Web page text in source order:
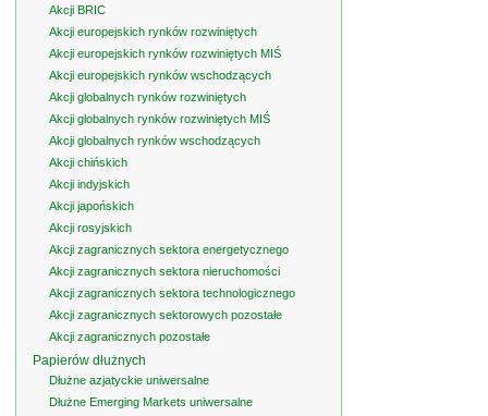
Akcji BRIC
Akcji europejskich rynków rozwiniętych
Akcji europejskich rynków rozwiniętych MIŚ
Akcji europejskich rynków wschodzących
Akcji globalnych rynków rozwiniętych
Akcji globalnych rynków rozwiniętych MIŚ
Akcji globalnych rynków wschodzących
Akcji chińskich
Akcji indyjskich
Akcji japońskich
Akcji rosyjskich
Akcji zagranicznych sektora energetycznego
Akcji zagranicznych sektora nieruchomości
Akcji zagranicznych sektora technologicznego
Akcji zagranicznych sektorowych pozostałe
Akcji zagranicznych pozostałe
Papierów dłużnych
Dłużne azjatyckie uniwersalne
Dłużne Emerging Markets uniwersalne